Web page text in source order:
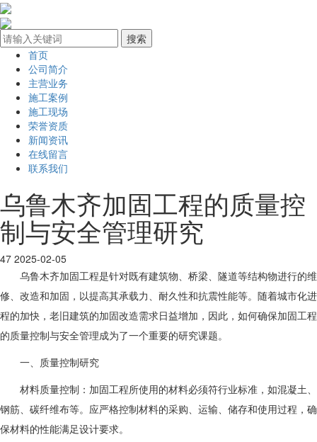
首页
公司简介
主营业务
施工案例
施工现场
荣誉资质
新闻资讯
在线留言
联系我们
乌鲁木齐加固工程的质量控
制与安全管理研究
47 2025-02-05
乌鲁木齐加固工程是针对既有建筑物、桥梁、隧道等结构物进行的维
修、改造和加固，以提高其承载力、耐久性和抗震性能等。随着城市化进
程的加快，老旧建筑的加固改造需求日益增加，因此，如何确保加固工程
的质量控制与安全管理成为了一个重要的研究课题。
一、质量控制研究
材料质量控制：加固工程所使用的材料必须符行业标准，如混凝土、
钢筋、碳纤维布等。应严格控制材料的采购、运输、储存和使用过程，确
保材料的性能满足设计要求。